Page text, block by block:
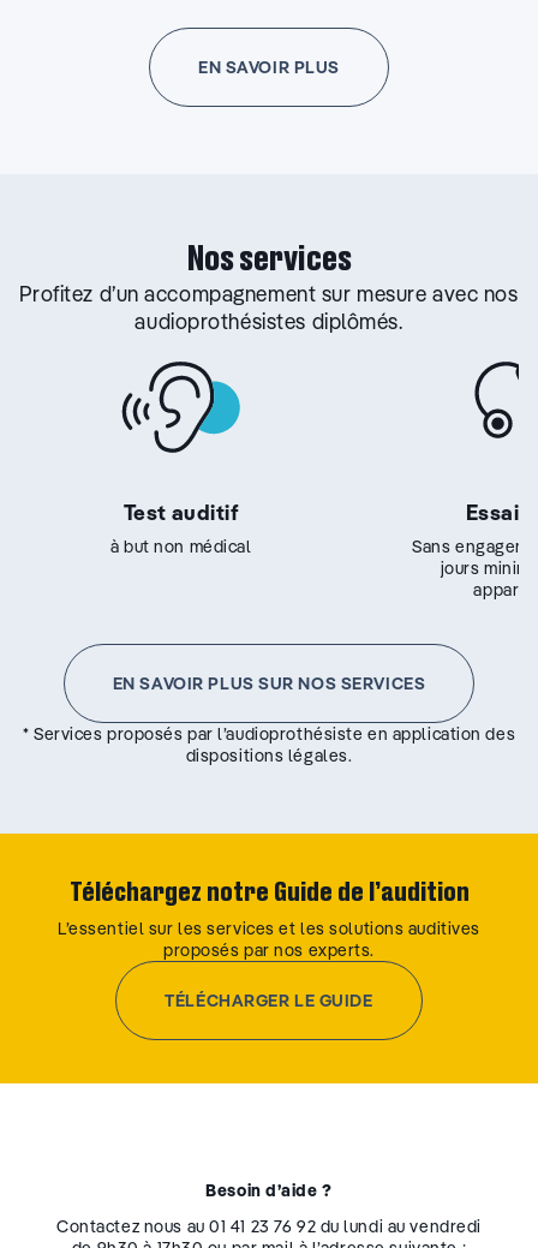
EN SAVOIR PLUS
Nos services
Profitez d’un accompagnement sur mesure avec nos
audioprothésistes diplômés.
Test auditif
à but non médical
Essai
Sans
jours
EN SAVOIR PLUS SUR NOS SERVICES
* Services proposés par l’audioprothésiste en application des
dispositions légales.
Téléchargez notre Guide de l’audition
L’essentiel sur les services et les solutions auditives
proposés par nos experts.
TÉLÉCHARGER LE GUIDE
Besoin d’aide ?
Contactez nous au 01 41 23 76 92 du lundi au vendredi